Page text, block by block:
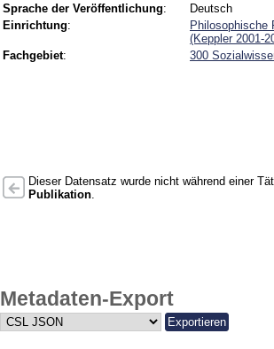
Sprache der Veröffentlichung:
Deutsch
Einrichtung:
Philosophische
(Keppler 2001-
Fachgebiet: 300
Dieser Datensatz wurde nicht während einer
Publikation
Metadaten-Export